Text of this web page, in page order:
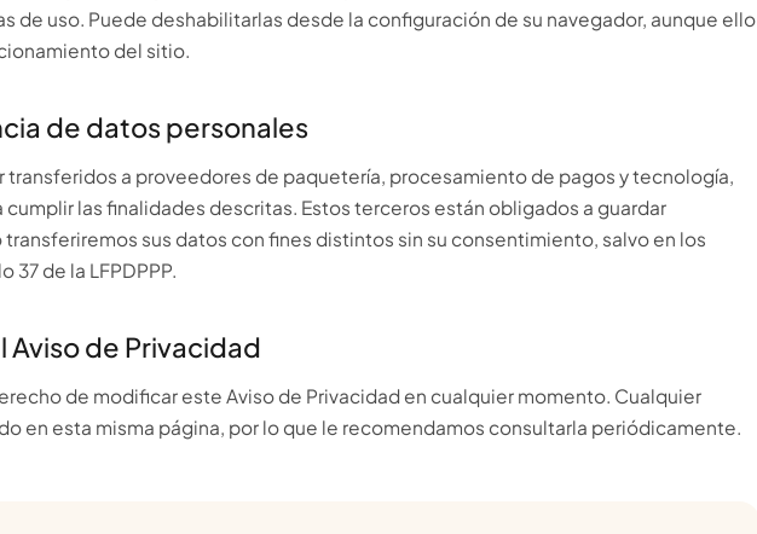
de uso. Puede deshabilitarlas desde la configuración de su navegador, aunque ello
del sitio.
de datos personales
transferidos a proveedores de paquetería, procesamiento de pagos y tecnología,
las finalidades descritas. Estos terceros están obligados a guardar
sus datos con fines distintos sin su consentimiento, salvo en los
37 de la LFPDPPP.
Aviso de Privacidad
de modificar este Aviso de Privacidad en cualquier momento. Cualquier
en esta misma página, por lo que le recomendamos consultarla periódicamente.